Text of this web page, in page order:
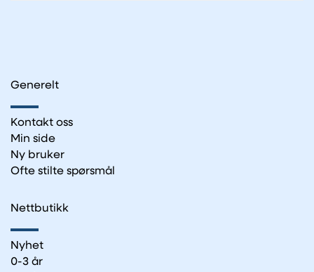
Generelt
Kontakt oss
Min side
Ny bruker
Ofte stilte spørsmål
Nettbutikk
Nyhet
0-3 år